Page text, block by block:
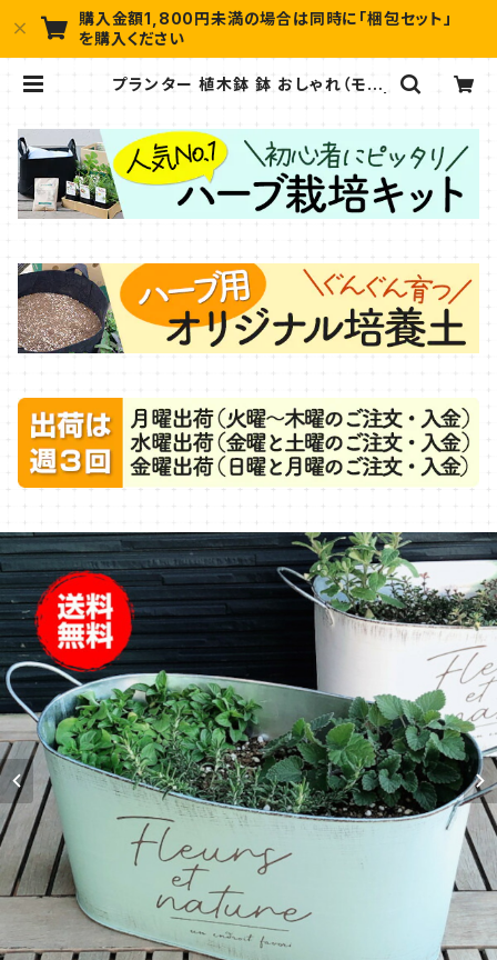
購入金額1,800円未満の場合は同時に「梱包セット」
を購入ください
プランター 植木鉢 鉢 おしゃれ（モダ